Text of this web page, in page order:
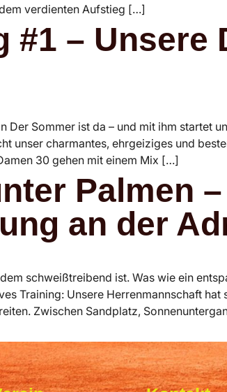
verdienten Aufstieg […]
#1 – Unsere
Sommer ist da – und mit ihm startet
unser charmantes, ehrgeiziges und
30 gehen mit einem Mix […]
Palmen –
an der
schweißtreibend ist. Was wie ein
Training: Unsere Herrenmannschaft
Zwischen Sandplatz,